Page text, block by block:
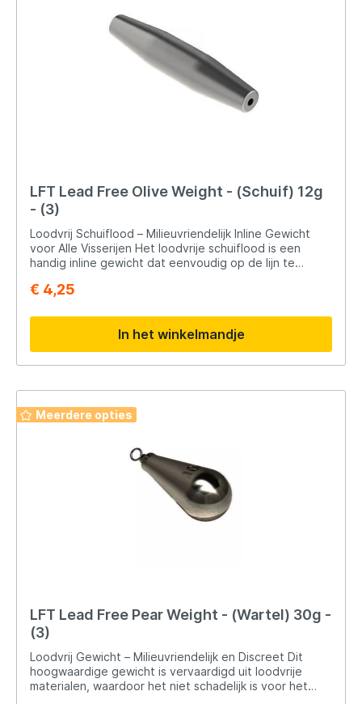
LFT Lead Free Olive Weight - (Schuif) 12g
- (3)
Loodvrij Schuiflood – Milieuvriendelijk Inline Gewicht
voor Alle Visserijen Het loodvrije schuiflood is een
handig inline gewicht dat eenvoudig op de lijn te
een milieubewuste keuze voor iedere sportvisser.
verschillende gewichten, waardoor het breed
inzetbaar is voor allerlei vistechnieken en
omstandigheden. Of je nu vist op forel, witvis, zeevis
of roofvis – dit gewicht biedt de flexibiliteit die je
Witvistechnieken zoals feedervissen Zeevissen vanaf
de kant of boot Roofvissen waarbij subtiele
presentatie belangrijk is Kies voor het loodvrije
dat gemakkelijk te gebruiken is én geschikt is voor een
breed scala aan vismethodes. Loodvrij vissen begint
hier – efficiënt, veilig en milieubewust.
€ 4,25
In het winkelmandje
Meerdere opties
LFT Lead Free Pear Weight - (Wartel) 30g -
(3)
Loodvrij Gewicht – Milieuvriendelijk en Discreet Dit
hoogwaardige gewicht is vervaardigd uit loodvrije
materialen, waardoor het niet schadelijk is voor het